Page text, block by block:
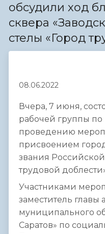
обсудили ход
сквера
стелы «Город
08.06.2022
Вчера, 7 июня,
рабочей группы по
проведению
присвоением
звания
трудовой
Участниками
заместитель
муниципального
Саратов» по